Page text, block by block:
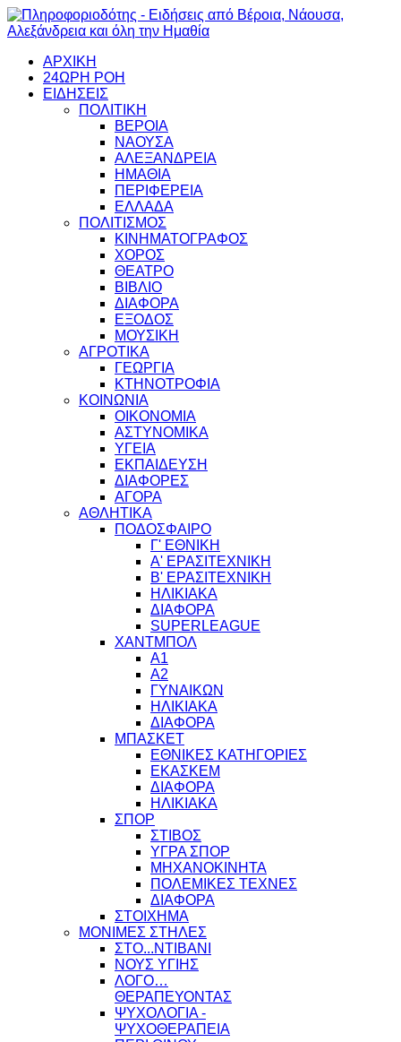
ΑΡΧΙΚΗ
24ΩΡΗ ΡΟΗ
ΕΙΔΗΣΕΙΣ
ΠΟΛΙΤΙΚΗ
ΒΕΡΟΙΑ
ΝΑΟΥΣΑ
ΑΛΕΞΑΝΔΡΕΙΑ
ΗΜΑΘΙΑ
ΠΕΡΙΦΕΡΕΙΑ
ΕΛΛΑΔΑ
ΠΟΛΙΤΙΣΜΟΣ
ΚΙΝΗΜΑΤΟΓΡΑΦΟΣ
ΧΟΡΟΣ
ΘΕΑΤΡΟ
ΒΙΒΛΙΟ
ΔΙΑΦΟΡΑ
ΕΞΟΔΟΣ
ΜΟΥΣΙΚΗ
ΑΓΡΟΤΙΚΑ
ΓΕΩΡΓΙΑ
ΚΤΗΝΟΤΡΟΦΙΑ
ΚΟΙΝΩΝΙΑ
ΟΙΚΟΝΟΜΙΑ
ΑΣΤΥΝΟΜΙΚΑ
ΥΓΕΙΑ
ΕΚΠΑΙΔΕΥΣΗ
ΔΙΑΦΟΡΕΣ
ΑΓΟΡΑ
ΑΘΛΗΤΙΚΑ
ΠΟΔΟΣΦΑΙΡΟ
Γ' ΕΘΝΙΚΗ
Α' ΕΡΑΣΙΤΕΧΝΙΚΗ
Β' ΕΡΑΣΙΤΕΧΝΙΚΗ
ΗΛΙΚΙΑΚΑ
ΔΙΑΦΟΡΑ
SUPERLEAGUE
ΧΑΝΤΜΠΟΛ
Α1
Α2
ΓΥΝΑΙΚΩΝ
ΗΛΙΚΙΑΚΑ
ΔΙΑΦΟΡΑ
ΜΠΑΣΚΕΤ
ΕΘΝΙΚΕΣ ΚΑΤΗΓΟΡΙΕΣ
ΕΚΑΣΚΕΜ
ΔΙΑΦΟΡΑ
ΗΛΙΚΙΑΚΑ
ΣΠΟΡ
ΣΤΙΒΟΣ
ΥΓΡΑ ΣΠΟΡ
ΜΗΧΑΝΟΚΙΝΗΤΑ
ΠΟΛΕΜΙΚΕΣ ΤΕΧΝΕΣ
ΔΙΑΦΟΡΑ
ΣΤΟΙΧΗΜΑ
ΜΟΝΙΜΕΣ ΣΤΗΛΕΣ
ΣΤΟ...ΝΤΙΒΑΝΙ
ΝΟΥΣ ΥΓΙΗΣ
ΛΟΓΟ…
ΘΕΡΑΠΕΥΟΝΤΑΣ
ΨΥΧΟΛΟΓΙΑ -
ΨΥΧΟΘΕΡΑΠΕΙΑ